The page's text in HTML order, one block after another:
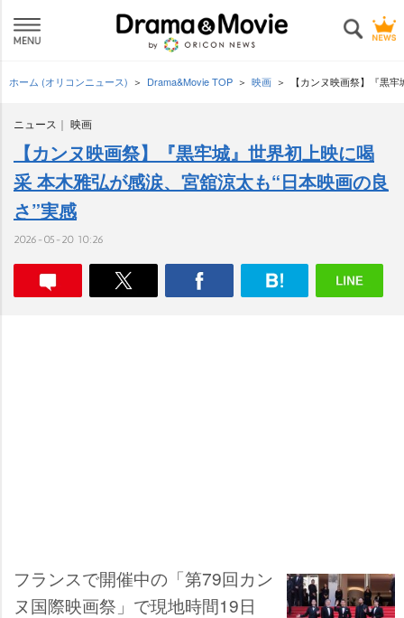
ホーム (オリコンニュース) Drama&Movie TOP 映画 【カンヌ映画祭】『黒
ニュース 映画
【カンヌ映画祭】『黒牢城』世界初上映に喝
采 本木雅弘が感涙、宮舘涼太も“日本映画の良
さ”実感
2026-05-20 10:26
フランスで開催中の「第79回カン
ヌ国際映画祭」で現地時間19日